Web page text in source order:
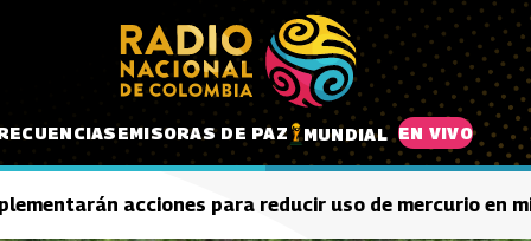
EMISORAS DE PAZ MUNDIAL EN VIVO
acciones para reducir uso de mercurio en